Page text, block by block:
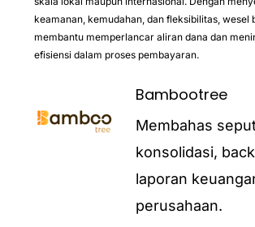
keamanan, kemudahan, dan fleksibilitas, wesel
membantu memperlancar aliran dana dan
efisiensi dalam proses pembayaran.
Bambootree
Membahas
konsolidasi,
laporan
perusahaan.